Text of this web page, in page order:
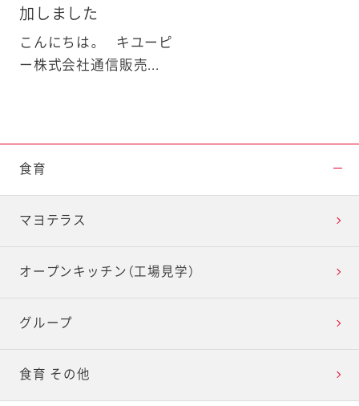
加しました
こんにちは。 キユーピ
ー株式会社通信販売...
食育
マヨテラス
オープンキッチン（工場見学）
グループ
食育 その他